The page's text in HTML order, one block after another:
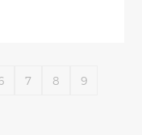
7 8 9